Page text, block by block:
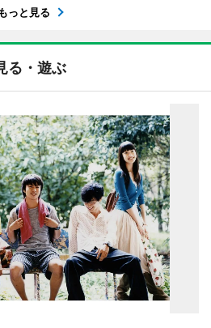
もっと見る
る・遊ぶ